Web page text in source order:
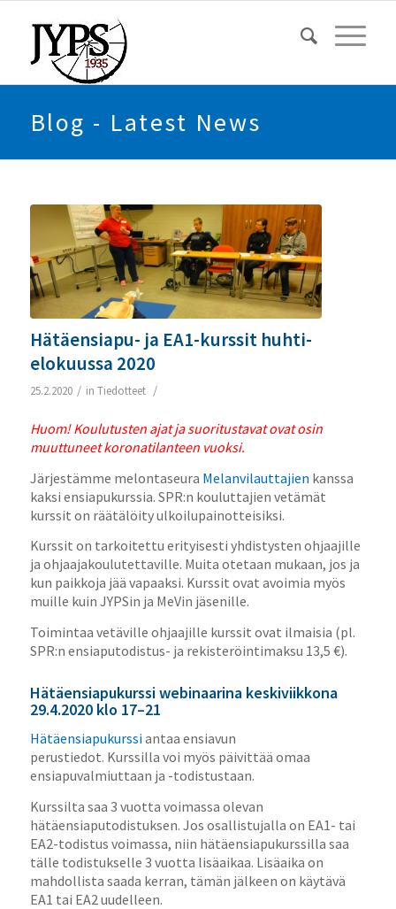
Blog - Latest News
Hätäensiapu- ja EA1-kurssit huhti-
elokuussa 2020
25.2.2020 / in Tiedotteet /
Huom! Koulutusten ajat ja suoritustavat ovat osin
muuttuneet koronatilanteen vuoksi.
Järjestämme melontaseura Melanvilauttajien kanssa
kaksi ensiapukurssia. SPR:n kouluttajien vetämät
kurssit on räätälöity ulkoilupainotteisiksi.
Kurssit on tarkoitettu erityisesti yhdistysten ohjaajille
ja ohjaajakoulutettaville. Muita otetaan mukaan, jos ja
kun paikkoja jää vapaaksi. Kurssit ovat avoimia myös
muille kuin JYPSin ja MeVin jäsenille.
Toimintaa vetäville ohjaajille kurssit ovat ilmaisia (pl.
SPR:n ensiaputodistus- ja rekisteröintimaksu 13,5 €).
Hätäensiapukurssi webinaarina keskiviikkona
29.4.2020 klo 17–21
Hätäensiapukurssiantaa ensiavun
perustiedot. Kurssilla voi myös päivittää omaa
ensiapuvalmiuttaan ja -todistustaan.
Kurssilta saa 3 vuotta voimassa olevan
hätäensiaputodistuksen. Jos osallistujalla on EA1- tai
EA2-todistus voimassa, niin hätäensiapukurssilla saa
tälle todistukselle 3 vuotta lisäaikaa. Lisäaika on
mahdollista saada kerran, tämän jälkeen on käytävä
EA1 tai EA2 uudelleen.